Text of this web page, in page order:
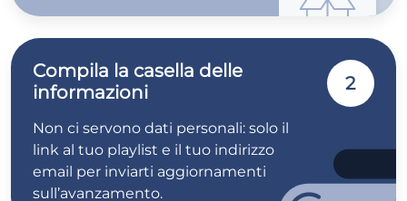
Compila la casella delle
informazioni
Non ci servono dati personali: solo il
link al tuo playlist e il tuo indirizzo
email per inviarti aggiornamenti
sull’avanzamento.
2